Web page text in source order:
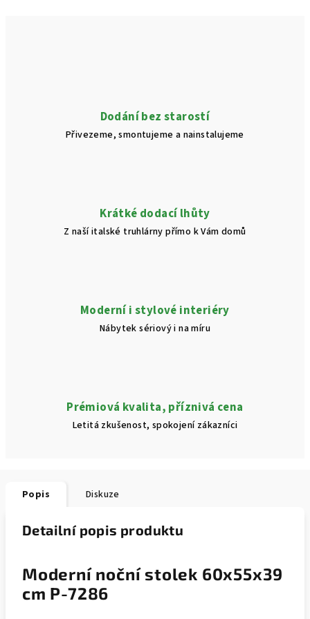
Dodání bez starostí
Přivezeme, smontujeme a nainstalujeme
Krátké dodací lhůty
Z naší italské truhlárny přímo k Vám domů
Moderní i stylové interiéry
Nábytek sériový i na míru
Prémiová kvalita, příznivá cena
Letitá zkušenost, spokojení zákazníci
Popis Diskuze
Detailní popis produktu
Moderní noční stolek 60x55x39
cm P-7286